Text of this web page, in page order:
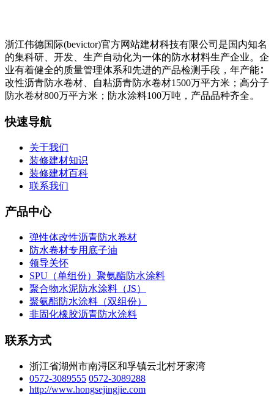
浙江伟德国际(bevictor)官方网站建材科技有限公司是国内知名
的集科研、开发、生产自动化为一体的防水材料生产企业。企
业有着健全的质量管理体系和先进的产品检测手段，年产能∶
改性沥青防水卷材、自粘沥青防水卷材1500万平方米；高分子
防水卷材800万平方米；防水涂料100万吨，产品品种齐全。
快速导航
关于我们
装修建材知识
装修建材百科
联系我们
产品中心
弹性体改性沥青防水卷材
防水卷材专用底子油
领导关怀
SPU（单组份）聚氨酯防水涂料
聚合物水泥防水涂料（JS）
聚氨酯防水涂料（双组份）
非固化橡胶沥青防水涂料
联系方式
浙江省湖州市南浔区和孚镇云北村牙家湾
0572-3089555 0572-3089288
http://www.hongsejingjie.com